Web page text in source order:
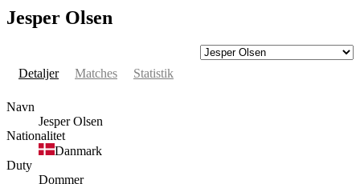
Jesper Olsen
Detaljer Matches Statistik
Navn
Jesper Olsen
Nationalitet
Danmark
Duty
Dommer